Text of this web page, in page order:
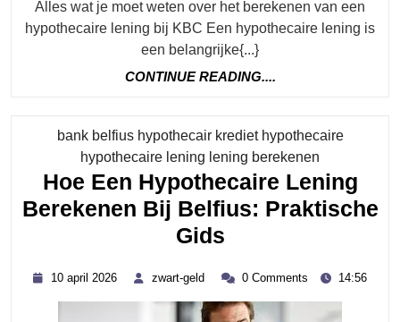
Alles wat je moet weten over het berekenen van een
hypothecaire lening bij KBC Een hypothecaire lening is
een belangrijke{...}
CONTINUE READING....
bank belfius hypothecair krediet hypothecaire
hypothecaire lening lening berekenen
Hoe Een Hypothecaire Lening
Berekenen Bij Belfius: Praktische
GidsHoe
Hypothecaire
Lening
10 april 2026 zwart-geld
zwart- 0 Comments 14:56